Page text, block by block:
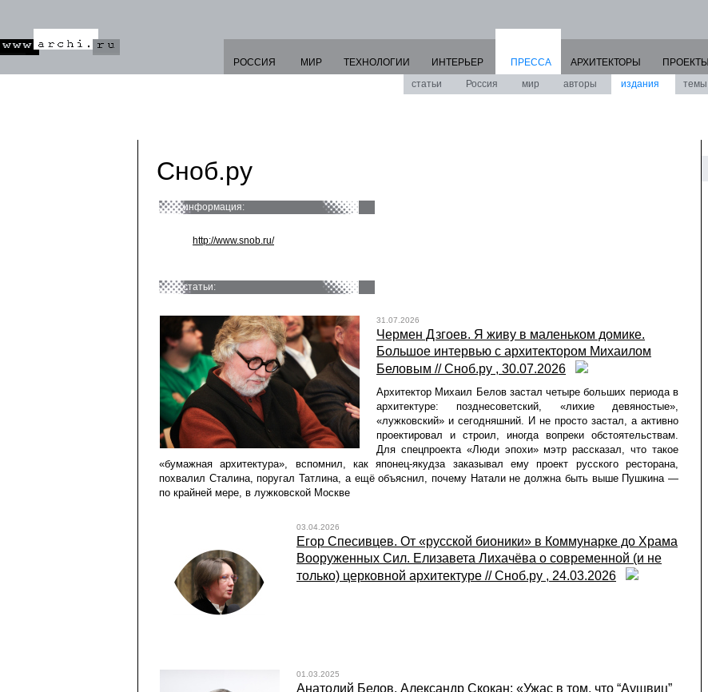
РОССИЯ МИР ТЕХНОЛОГИИ ИНТЕРЬЕР
ПРЕССА
статьи
Россия мир авторы издания темы
АРХИТЕКТОРЫ ПРОЕКТЫ
Сноб.ру
информация:
http://www.snob.ru/
статьи:
31.07.2026
Чермен Дзгоев. Я живу в маленьком домике.
Большое интервью с архитектором Михаилом
Беловым // Сноб.ру , 30.07.2026
Архитектор Михаил Белов застал четыре больших периода в
архитектуре: позднесоветский, «лихие девяностые»,
«лужковский» и сегодняшний. И не просто застал, а активно
проектировал и строил, иногда вопреки обстоятельствам.
Для спецпроекта «Люди эпохи» мэтр рассказал, что такое
«бумажная архитектура», вспомнил, как японец-якудза заказывал ему проект русского ресторана,
похвалил Сталина, поругал Татлина, а ещё объяснил, почему Натали не должна быть выше Пушкина —
по крайней мере, в лужковской Москве
03.04.2026
Егор Спесивцев. От «русской бионики» в Коммунарке до Храма
Вооруженных Сил. Елизавета Лихачёва о современной (и не
только) церковной архитектуре // Сноб.ру , 24.03.2026
01.03.2025
Анатолий Белов. Александр Скокан: «Ужас в том, что “Аушвиц”